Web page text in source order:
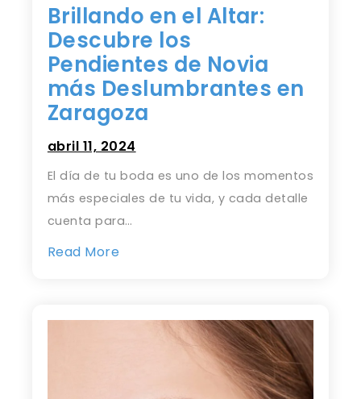
Brillando en el Altar:
Descubre los
Pendientes de Novia
más Deslumbrantes en
Zaragoza
abril 11, 2024
El día de tu boda es uno de los momentos
más especiales de tu vida, y cada detalle
cuenta para…
Read More